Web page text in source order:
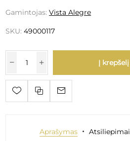
Gamintojas: Vista Alegre
SKU: 49000117
Į krepšelį
Aprašymas Atsiliepimai